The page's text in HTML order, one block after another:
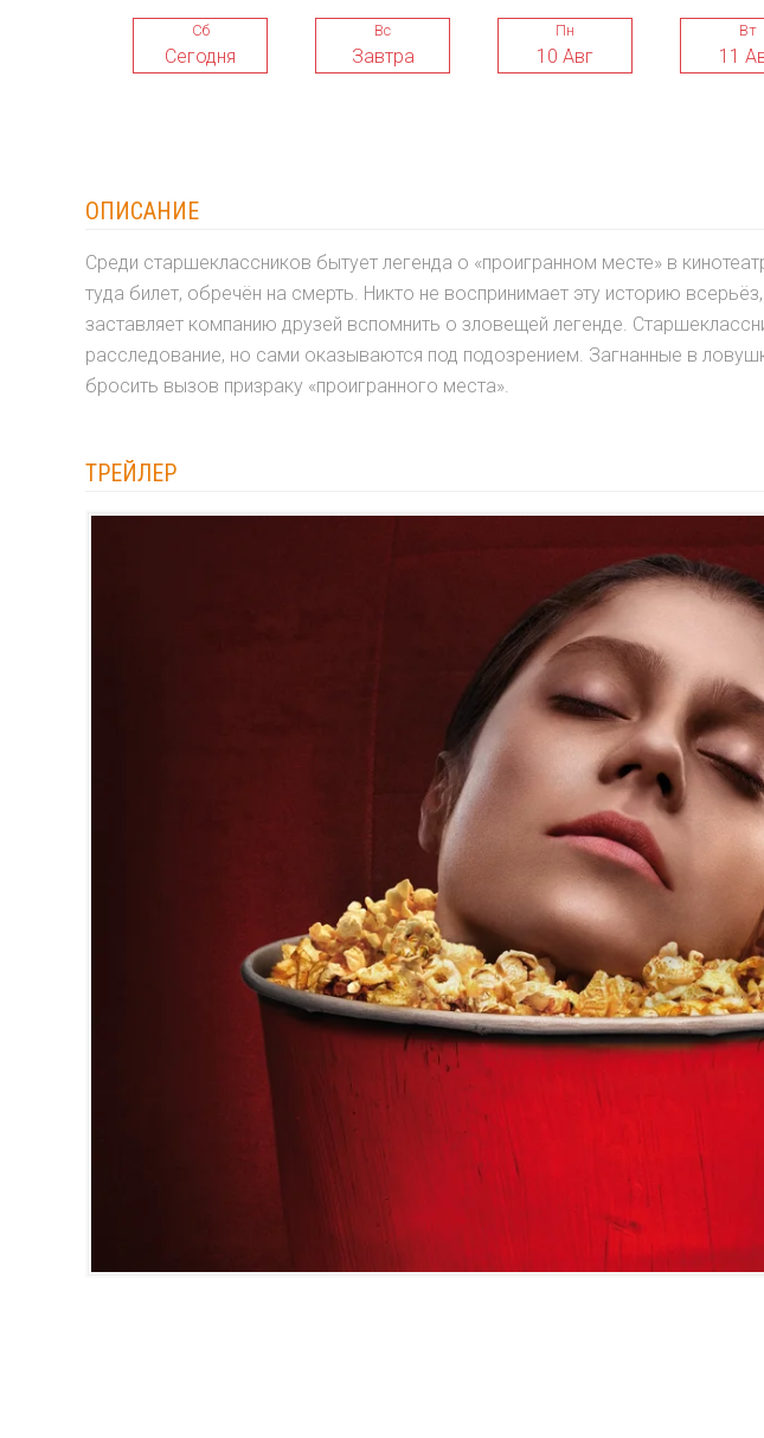
Сб
Сегодня
Вс
Завтра
Пн
10 Авг
Вт
11
ОПИСАНИЕ
Среди старшеклассников бытует легенда о «проигранном месте» в
туда билет, обречён на смерть. Никто не воспринимает эту историю
заставляет компанию друзей вспомнить о зловещей легенде.
расследование, но сами оказываются под подозрением. Загнанные в
бросить вызов призраку «проигранного места».
ТРЕЙЛЕР